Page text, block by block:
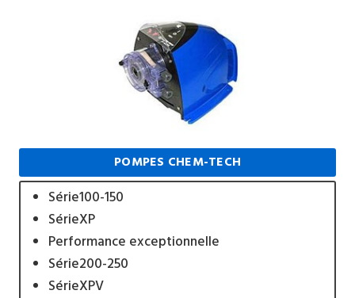
POMPES CHEM-TECH
Série100-150
SérieXP
Performance exceptionnelle
Série200-250
SérieXPV